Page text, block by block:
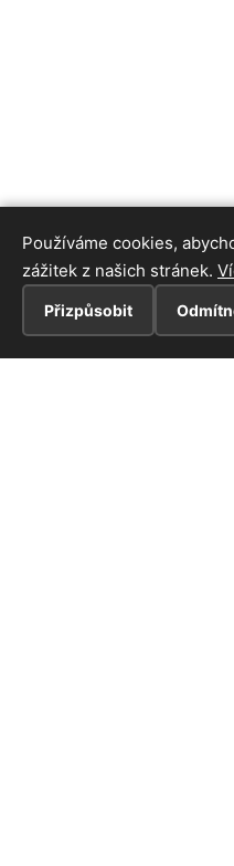
Používáme cookies,
zážitek z našich stránek.
Přizpůsobit